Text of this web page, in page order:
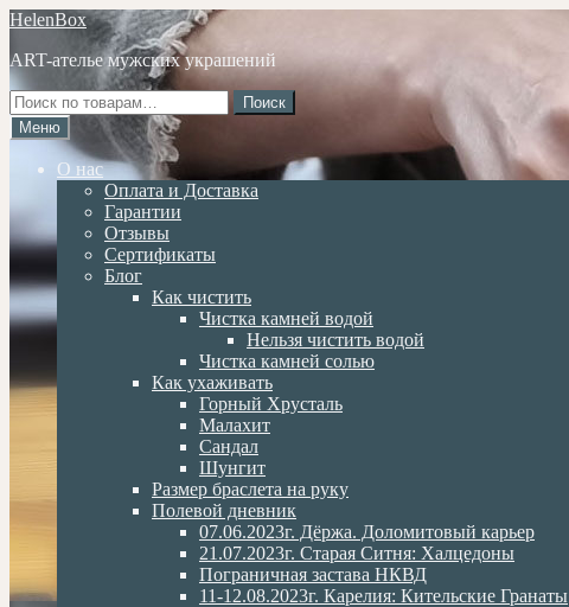
Перейти
навигации
Перейти
содержимому
HelenBox
ART-ателье мужских украшений
Искать:
Поиск
Меню
О нас
Оплата и Доставка
Гарантии
Отзывы
Сертификаты
Блог
Как чистить
Чистка камней водой
Нельзя чистить водой
Чистка камней солью
Как ухаживать
Горный Хрусталь
Малахит
Сандал
Шунгит
Размер браслета на руку
Полевой дневник
07.06.2023г. Дёржа. Доломитовый карьер
21.07.2023г. Старая Ситня: Халцедоны
Пограничная застава НКВД
11-12.08.2023г. Карелия: Кительские Гранаты